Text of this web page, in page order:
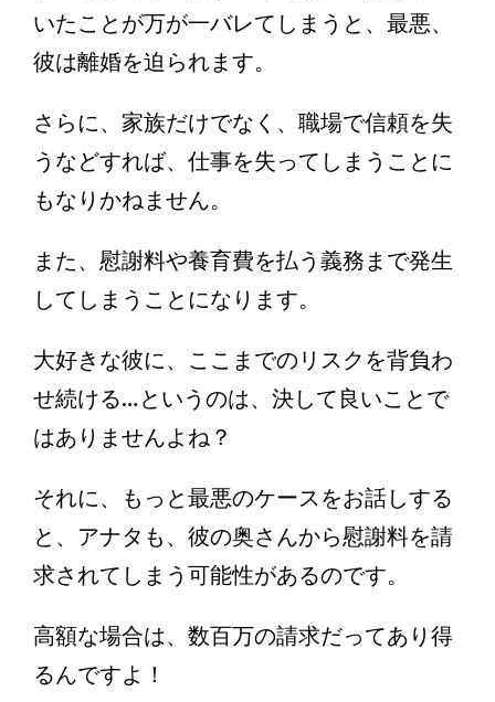
いたことが万が一バレてしまうと、最悪、
彼は離婚を迫られます。
さらに、家族だけでなく、職場で信頼を失
うなどすれば、仕事を失ってしまうことに
もなりかねません。
また、慰謝料や養育費を払う義務まで発生
してしまうことになります。
大好きな彼に、ここまでのリスクを背負わ
せ続ける…というのは、決して良いことで
はありませんよね？
それに、もっと最悪のケースをお話しする
と、アナタも、彼の奥さんから慰謝料を請
求されてしまう可能性があるのです。
高額な場合は、数百万の請求だってあり得
るんですよ！